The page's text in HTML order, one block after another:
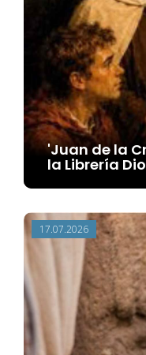
'Juan de la
la Librería
17.07.2026